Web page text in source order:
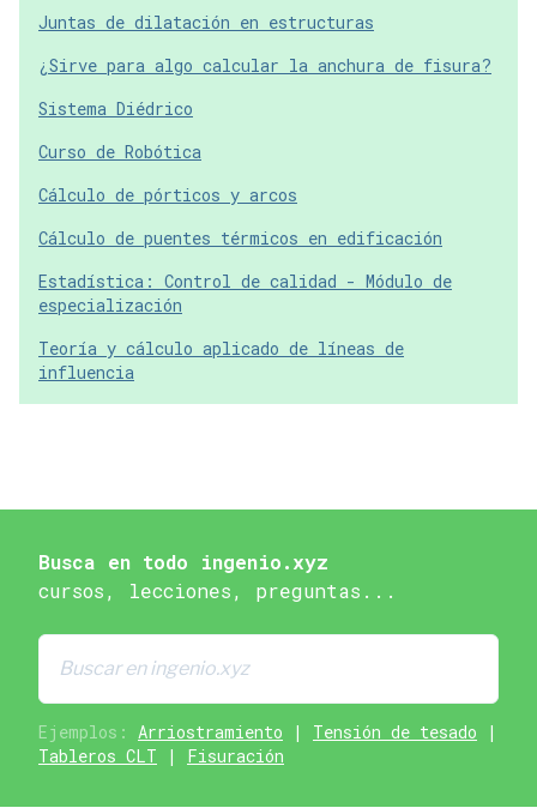
Juntas de dilatación en estructuras
¿Sirve para algo calcular la anchura de fisura?
Sistema Diédrico
Curso de Robótica
Cálculo de pórticos y arcos
Cálculo de puentes térmicos en edificación
Estadística: Control de calidad - Módulo de
especialización
Teoría y cálculo aplicado de líneas de
influencia
Busca en todo ingenio.xyz
cursos, lecciones, preguntas...
Ejemplos: Arriostramiento | Tensión de tesado |
Tableros CLT | Fisuración